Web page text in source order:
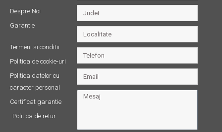
Despre Noi
Garantie
Termeni si conditii
Politica de cookie-uri
Politica datelor cu
caracter personal
Certificat garantie
Politica de retur